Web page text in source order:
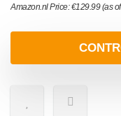
Amazon.nl Price:€129.99(as